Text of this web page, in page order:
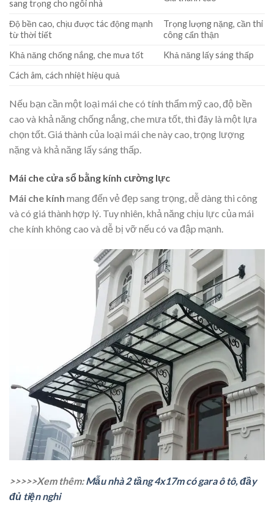
sang trọng cho ngôi nhà
Độ bền cao, chịu được tác động mạnh
từ thời tiết
Trọng lượng nặng, cần thi
công cẩn thận
Khả năng chống nắng, che mưa tốt
Khả năng lấy sáng thấp
Cách âm, cách nhiệt hiệu quả
Nếu bạn cần một loại mái che có tính thẩm mỹ cao, độ bền
cao và khả năng chống nắng, che mưa tốt, thì đây là một lựa
chọn tốt. Giá thành của loại mái che này cao, trọng lượng
nặng và khả năng lấy sáng thấp.
Mái che cửa sổ bằng kính cường lực
Mái che kính mang đến vẻ đẹp sang trọng, dễ dàng thi công
và có giá thành hợp lý. Tuy nhiên, khả năng chịu lực của mái
che kính không cao và dễ bị vỡ nếu có va đập mạnh.
>>>>>Xem thêm:Mẫu nhà 2 tầng 4x17m có gara ô tô, đầy
đủ tiện nghi